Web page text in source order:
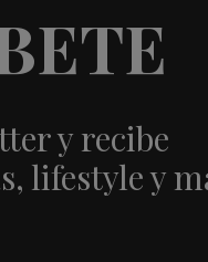
y recibe
lifestyle y